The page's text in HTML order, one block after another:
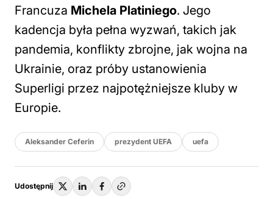
Francuza Michela Platiniego. Jego
kadencja była pełna wyzwań, takich jak
pandemia, konflikty zbrojne, jak wojna na
Ukrainie, oraz próby ustanowienia
Superligi przez najpotężniejsze kluby w
Europie.
Aleksander Ceferin prezydent UEFA uefa
Udostępnij